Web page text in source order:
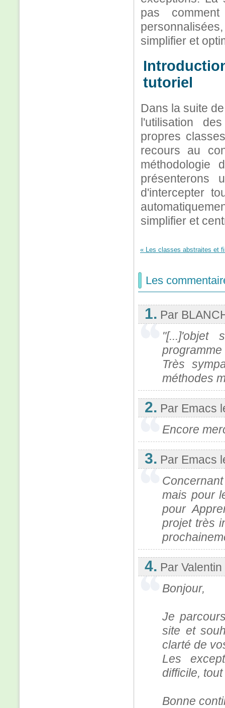
pas
simplifier et
tutoriel
Dans la suite
l'utilisation
propres
recours au
méthodologie
présenterons
d'intercepter
simplifier et
« Les classes abstraites et
Les
1. Par
"[...]'objet
Très
méthodes
2. Par Emacs
Encore
3. Par Emacs
mais pour
pour
projet très
4. Par Valentin
Bonjour,
Je
site et
clarté de
Les
difficile,
Bonne